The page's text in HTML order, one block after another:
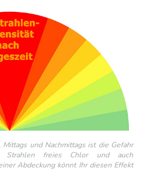
Mittags und Nachmittags ist die Gefahr
freies Chlor und auch
Abdeckung könnt Ihr diesen Effekt